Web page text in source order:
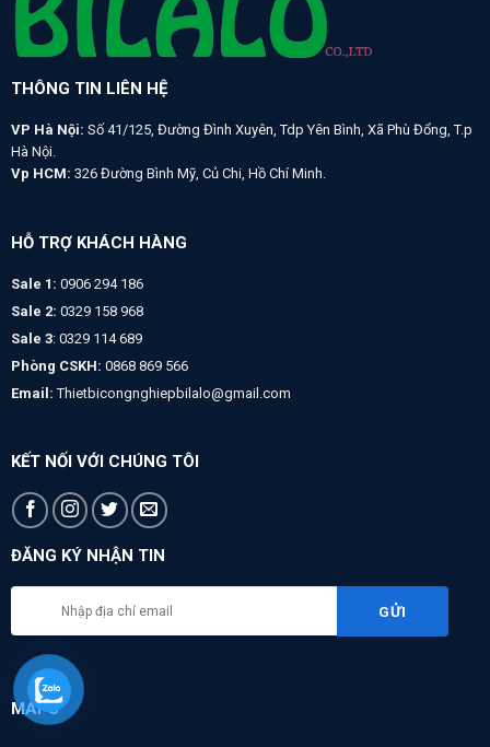
THÔNG TIN LIÊN HỆ
VP Hà Nội: Số 41/125, Đường Đình Xuyên, Tdp Yên Bình, Xã Phù Đổng, T.p
Hà Nội.
Vp HCM: 326 Đường Bình Mỹ, Củ Chi, Hồ Chí Minh.
HỖ TRỢ KHÁCH HÀNG
Sale 1: 0906 294 186
Sale 2: 0329 158 968
Sale 3: 0329 114 689
Phòng CSKH: 0868 869 566
Email: Thietbicongnghiepbilalo@gmail.com
KẾT NỐI VỚI CHÚNG TÔI
ĐĂNG KÝ NHẬN TIN
MAPS